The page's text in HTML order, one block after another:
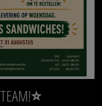
⭐